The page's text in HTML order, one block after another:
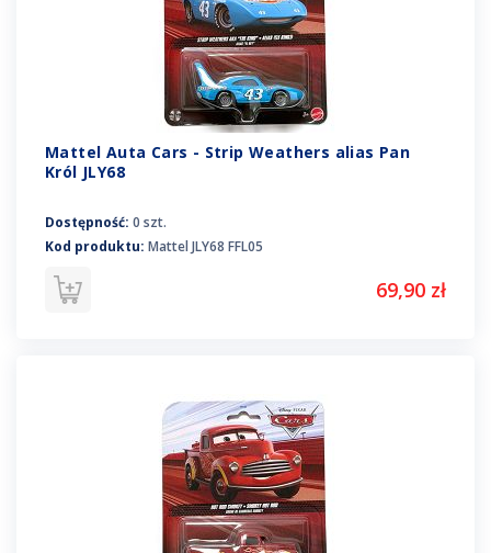
Mattel Auta Cars - Strip Weathers alias Pan
Król JLY68
Dostępność: 0 szt.
Kod produktu: Mattel JLY68 FFL05
69,90 zł